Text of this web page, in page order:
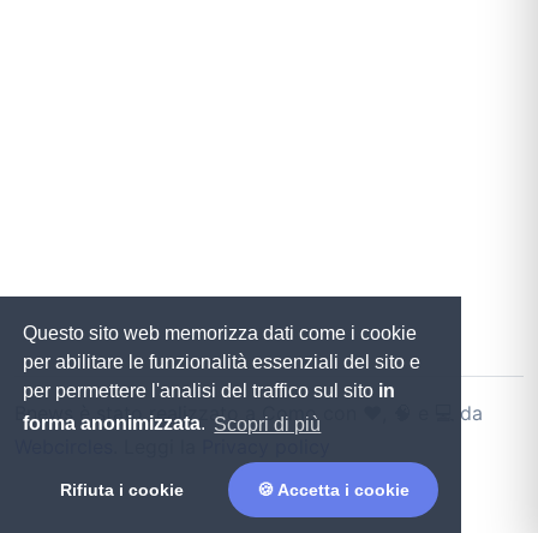
Questo sito web memorizza dati come i cookie
per abilitare le funzionalità essenziali del sito e
per permettere l'analisi del traffico sul sito in
forma anonimizzata. Scopri di più
Rifiuta i cookie 🍪 Accetta i cookie
Bnews è stato realizzato a Como con ♥️, 🧠 e 💻 da